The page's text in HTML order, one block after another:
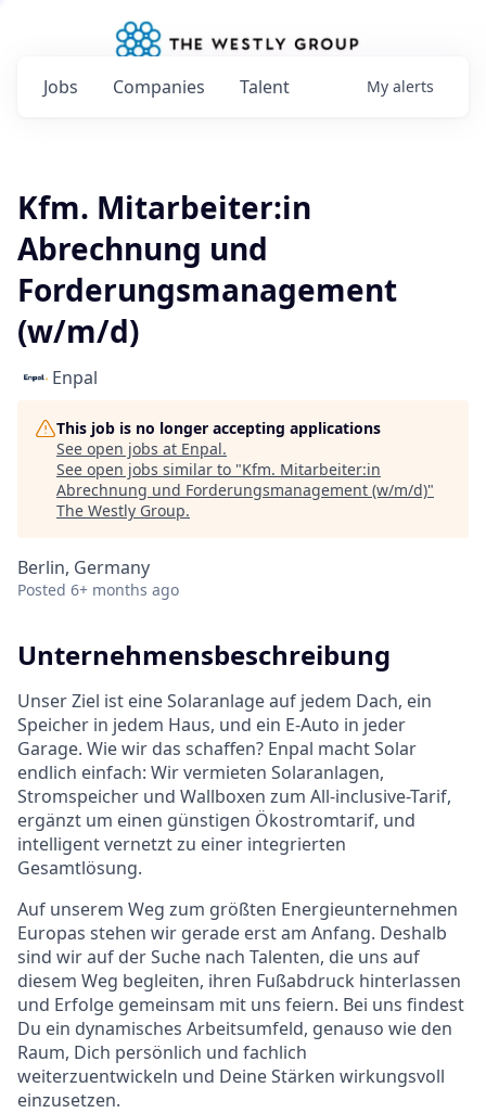
Jobs Companies Talent My alerts
Kfm. Mitarbeiter:in
Abrechnung und
Forderungsmanagement
(w/m/d)
Enpal
This job is no longer accepting applications
See open jobs at Enpal.
See open jobs similar to "Kfm. Mitarbeiter:in
Abrechnung und Forderungsmanagement (w/m/d)"
The Westly Group.
Berlin, Germany
Posted 6+ months ago
Unternehmensbeschreibung
Unser Ziel ist eine Solaranlage auf jedem Dach, ein
Speicher in jedem Haus, und ein E-Auto in jeder
Garage. Wie wir das schaffen? Enpal macht Solar
endlich einfach: Wir vermieten Solaranlagen,
Stromspeicher und Wallboxen zum All-inclusive-Tarif,
ergänzt um einen günstigen Ökostromtarif, und
intelligent vernetzt zu einer integrierten
Gesamtlösung.
Auf unserem Weg zum größten Energieunternehmen
Europas stehen wir gerade erst am Anfang. Deshalb
sind wir auf der Suche nach Talenten, die uns auf
diesem Weg begleiten, ihren Fußabdruck hinterlassen
und Erfolge gemeinsam mit uns feiern. Bei uns findest
Du ein dynamisches Arbeitsumfeld, genauso wie den
Raum, Dich persönlich und fachlich
weiterzuentwickeln und Deine Stärken wirkungsvoll
einzusetzen.